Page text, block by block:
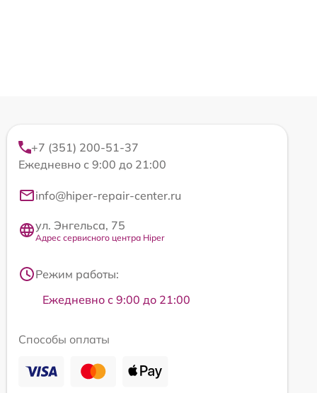
+7 (351) 200-51-37
Ежедневно с 9:00 до 21:00
info@hiper-repair-center.ru
ул. Энгельса, 75
Адрес сервисного центра Hiper
Режим работы:
Ежедневно с 9:00 до 21:00
Способы оплаты